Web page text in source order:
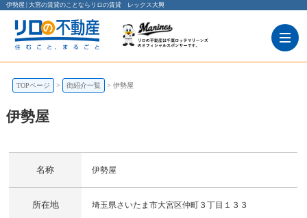
伊勢屋 | 大宮の賃貸のことならリロの賃貸 レックス大興
TOPページ 街紹介一覧 伊勢屋
伊勢屋
埼玉県さいたま市大宮区仲町３丁目１３３
名称 伊勢屋
所在地 埼玉県さいたま市大宮区仲町３丁目１３３